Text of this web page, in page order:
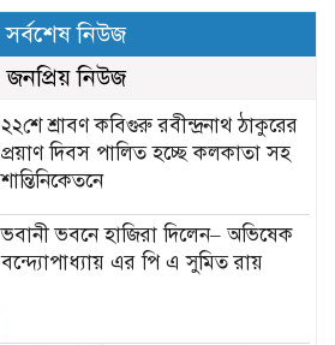
সর্বশেষ নিউজ
জনপ্রিয় নিউজ
২২শে শ্রাবণ কবিগুরু রবীন্দ্রনাথ ঠাকুরের
প্রয়াণ দিবস পালিত হচ্ছে কলকাতা সহ
শান্তিনিকেতনে
ভবানী ভবনে হাজিরা দিলেন– অভিষেক
বন্দ্যোপাধ্যায় এর পি এ সুমিত রায়